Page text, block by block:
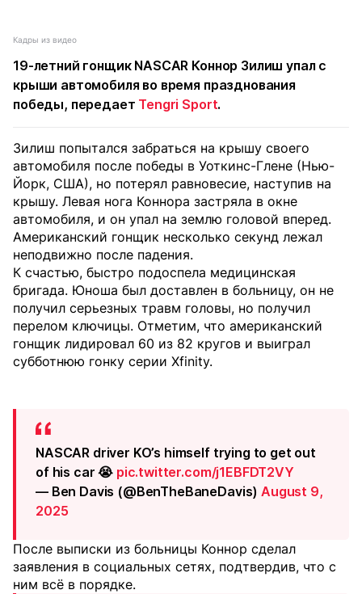
Кадры из видео
19-летний гонщик NASCAR Коннор Зилиш упал с
крыши автомобиля во время празднования
победы, передает Tengri Sport.
Зилиш попытался забраться на крышу своего
автомобиля после победы в Уоткинс-Глене (Нью-
Йорк, США), но потерял равновесие, наступив на
крышу. Левая нога Коннора застряла в окне
автомобиля, и он упал на землю головой вперед.
Американский гонщик несколько секунд лежал
неподвижно после падения.
К счастью, быстро подоспела медицинская
бригада. Юноша был доставлен в больницу, он не
получил серьезных травм головы, но получил
перелом ключицы. Отметим, что американский
гонщик лидировал 60 из 82 кругов и выиграл
субботнюю гонку серии Xfinity.
NASCAR driver KO’s himself trying to get out
of his car 😭 pic.twitter.com/j1EBFDT2VY
— Ben Davis (@BenTheBaneDavis)August 9,
2025
После выписки из больницы Коннор сделал
заявления в социальных сетях, подтвердив, что с
ним всё в порядке.